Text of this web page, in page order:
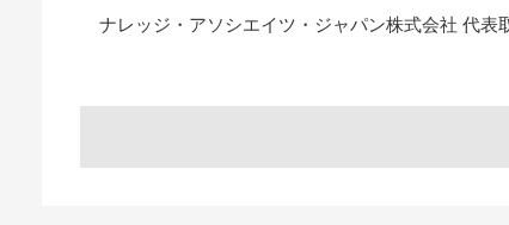
ナレッジ・アソシエイツ・ジャパン株式会社 代表